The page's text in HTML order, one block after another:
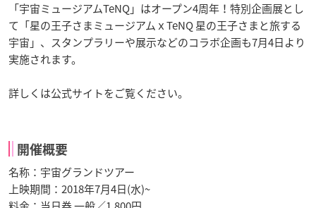
「宇宙ミュージアムTeNQ」はオープン4周年！特別企画展とし
て「星の王子さまミュージアムｘTeNQ 星の王子さまと旅する
宇宙」、スタンプラリーや展示などのコラボ企画も7月4日より
実施されます。
詳しくは公式サイトをご覧ください。
開催概要
名称：宇宙グランドツアー
上映期間：2018年7月4日(水)~